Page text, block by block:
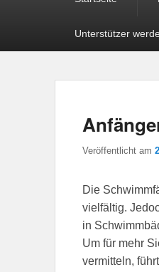
Unterstützer
Veröffentlicht am
Die
vielfältig.
in
Um für mehr
vermitteln,